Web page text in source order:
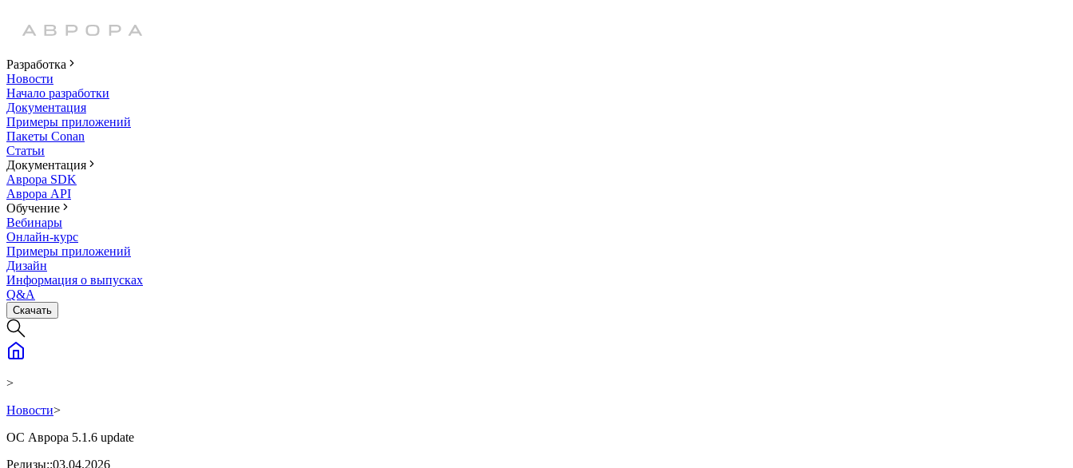
Разработка
Новости
Начало разработки
Документация
Примеры приложений
Пакеты Conan
Статьи
Документация
Аврора SDK
Аврора API
Обучение
Вебинары
Онлайн-курс
Примеры приложений
Дизайн
Информация о выпусках
Q&A
Скачать
>
Новости>
ОС Аврора 5.1.6 update
Релизы::03.04.2026